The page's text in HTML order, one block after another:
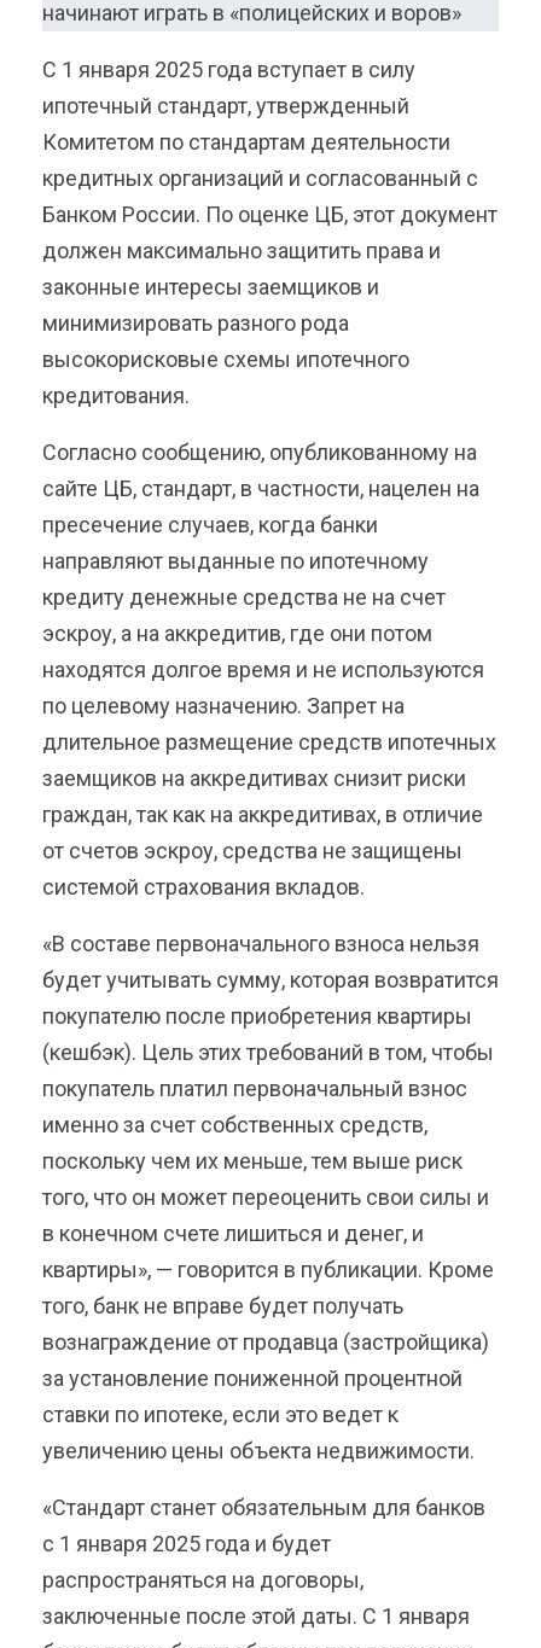
С 1 января 2025 года вступает в силу
ипотечный стандарт, утвержденный
Комитетом по стандартам деятельности
кредитных организаций и согласованный с
Банком России. По оценке ЦБ, этот документ
должен максимально защитить права и
законные интересы заемщиков и
минимизировать разного рода
высокорисковые схемы ипотечного
кредитования.
Согласно сообщению, опубликованному на
сайте ЦБ, стандарт, в частности, нацелен на
пресечение случаев, когда банки
направляют выданные по ипотечному
кредиту денежные средства не на счет
эскроу, а на аккредитив, где они потом
находятся долгое время и не используются
по целевому назначению. Запрет на
длительное размещение средств ипотечных
заемщиков на аккредитивах снизит риски
граждан, так как на аккредитивах, в отличие
от счетов эскроу, средства не защищены
системой страхования вкладов.
«В составе первоначального взноса нельзя
будет учитывать сумму, которая возвратится
покупателю после приобретения квартиры
(кешбэк). Цель этих требований в том, чтобы
покупатель платил первоначальный взнос
именно за счет собственных средств,
поскольку чем их меньше, тем выше риск
того, что он может переоценить свои силы и
в конечном счете лишиться и денег, и
квартиры», — говорится в публикации. Кроме
того, банк не вправе будет получать
вознаграждение от продавца (застройщика)
за установление пониженной процентной
ставки по ипотеке, если это ведет к
увеличению цены объекта недвижимости.
«Стандарт станет обязательным для банков
с 1 января 2025 года и будет
распространяться на договоры,
заключенные после этой даты. С 1 января